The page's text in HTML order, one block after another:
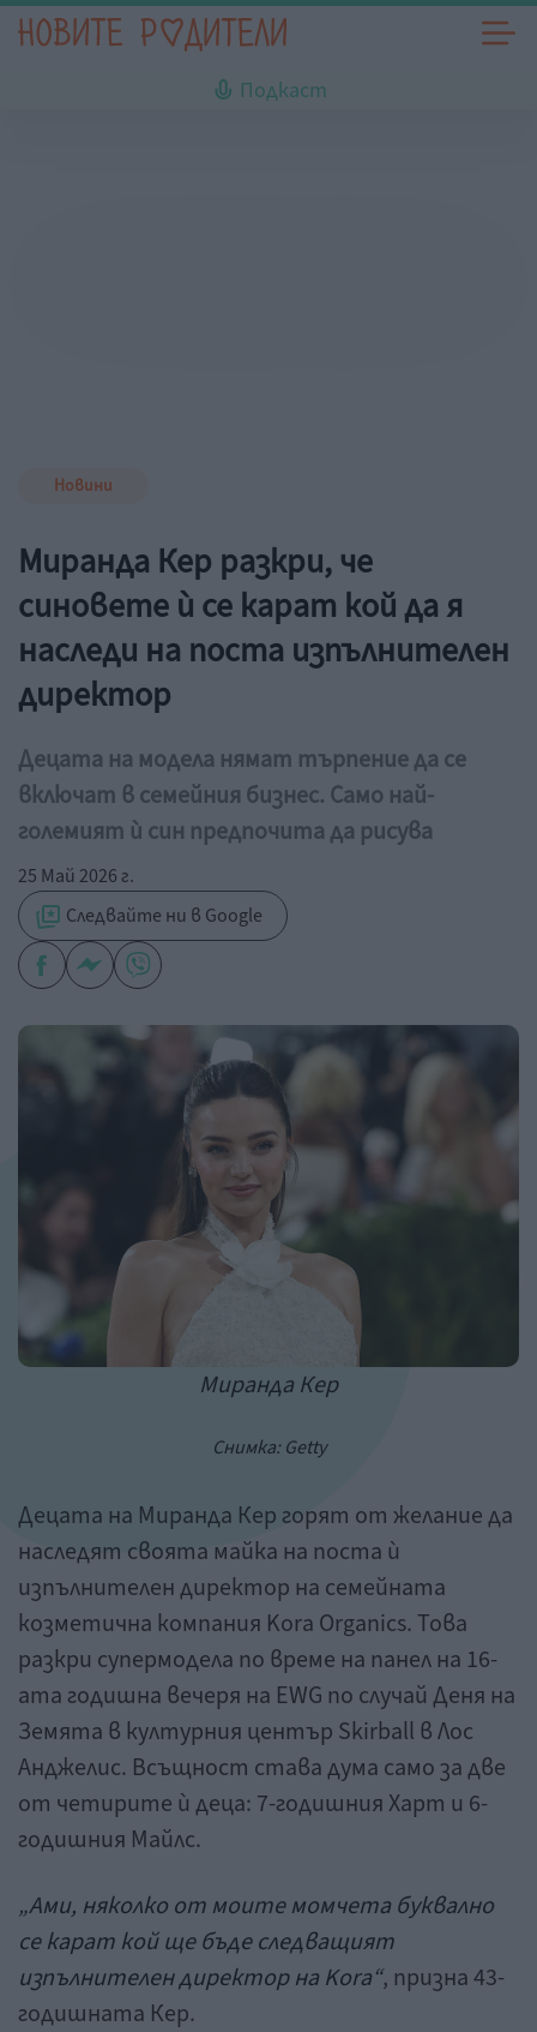
Подкаст
Новини
Миранда Кер разкри, че
синовете ѝ се карат кой да я
наследи на поста изпълнителен
директор
Децата на модела нямат търпение да се
включат в семейния бизнес. Само най-
големият ѝ син предпочита да рисува
25 Май 2026 г.
Следвайте ни в Google
Миранда Кер
Снимка: Getty
Децата на Миранда Кер горят от желание да
наследят своята майка на поста ѝ
изпълнителен директор на семейната
козметична компания Kora Organics. Това
разкри супермодела по време на панел на 16-
ата годишна вечеря на EWG по случай Деня на
Земята в културния център Skirball в Лос
Анджелис. Всъщност става дума само за две
от четирите ѝ деца: 7-годишния Харт и 6-
годишния Майлс.
„Ами, няколко от моите момчета буквално
се карат кой ще бъде следващият
изпълнителен директор на Kora“, призна 43-
годишната Кер.